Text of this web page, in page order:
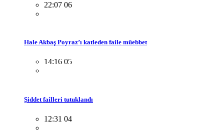
22:07 06
Hale Akbaş Poyraz’ı katleden faile müebbet
14:16 05
Şiddet failleri tutuklandı
12:31 04